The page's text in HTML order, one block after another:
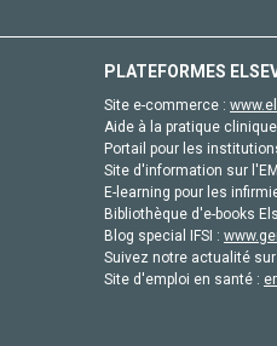
PLATEFORMES
Site e-commerce :
Aide à la pratique
Portail pour les
Site d'information sur
E-learning pour les
Bibliothèque d'e-books
Blog special IFSI :
Suivez notre actualité
Site d'emploi en santé :